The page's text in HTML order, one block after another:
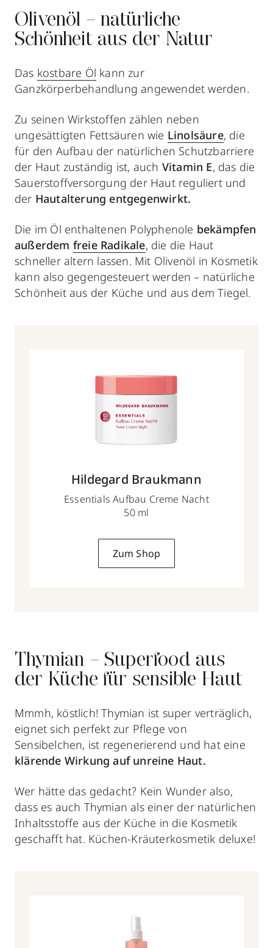
Olivenöl – natürliche
Schönheit aus der Natur
Das kostbare Öl kann zur
Ganzkörperbehandlung angewendet werden.
Zu seinen Wirkstoffen zählen neben
ungesättigten Fettsäuren wie Linolsäure, die
für den Aufbau der natürlichen Schutzbarriere
der Haut zuständig ist, auch Vitamin E, das die
Sauerstoffversorgung der Haut reguliert und
der Hautalterung entgegenwirkt.
Die im Öl enthaltenen Polyphenole bekämpfen
außerdem freie Radikale, die die Haut
schneller altern lassen. Mit Olivenöl in Kosmetik
kann also gegengesteuert werden – natürliche
Schönheit aus der Küche und aus dem Tiegel.
Hildegard Braukmann
Essentials Aufbau Creme Nacht
50 ml
Zum Shop
Thymian – Superfood aus
der Küche für sensible Haut
Mmmh, köstlich! Thymian ist super verträglich,
eignet sich perfekt zur Pflege von
Sensibelchen, ist regenerierend und hat eine
klärende Wirkung auf unreine Haut.
Wer hätte das gedacht? Kein Wunder also,
dass es auch Thymian als einer der natürlichen
Inhaltsstoffe aus der Küche in die Kosmetik
geschafft hat. Küchen-Kräuterkosmetik deluxe!